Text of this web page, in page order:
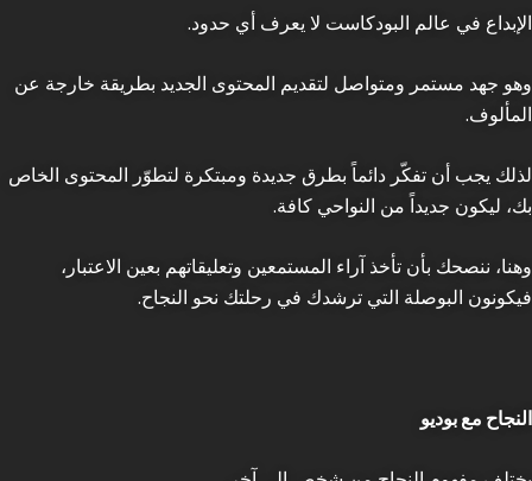
الإبداع في عالم البودكاست لا يعرف أي حدود.
وهو جهد مستمر ومتواصل لتقديم المحتوى الجديد بطريقة خارجة عن
المألوف.
لذلك يجب أن تفكّر دائماً بطرق جديدة ومبتكرة لتطوّر المحتوى الخاص
بك، ليكون جديداً من النواحي كافة.
وهنا، ننصحك بأن تأخذ آراء المستمعين وتعليقاتهم بعين الاعتبار،
فيكونون البوصلة التي ترشدك في رحلتك نحو النجاح.
النجاح مع بوديو